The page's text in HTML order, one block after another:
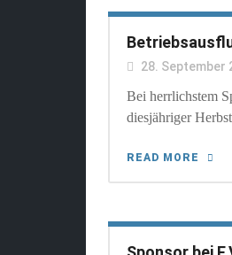
28. September
Bei herrlichstem
diesjähriger
READ MORE